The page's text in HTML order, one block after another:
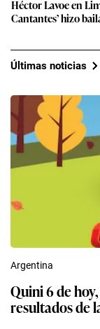
Héctor Lavoe en
Cantantes’ hizo
Últimas noticias
Argentina
Quini 6 de
resultados de